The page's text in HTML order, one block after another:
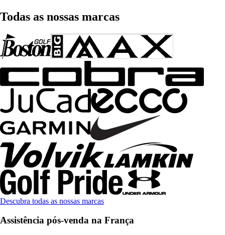
Todas as nossas marcas
Descubra todas as nossas marcas
Assistência pós-venda na França